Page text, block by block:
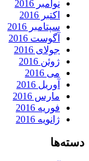
نوامبر 2016
اکتبر 2016
سپتامبر 2016
آگوست 2016
جولای 2016
ژوئن 2016
می 2016
آوریل 2016
مارس 2016
فوریه 2016
ژانویه 2016
دسته‌ها